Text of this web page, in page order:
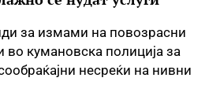
за измами на повозрасни
во кумановска полиција за
несреќи на нивни